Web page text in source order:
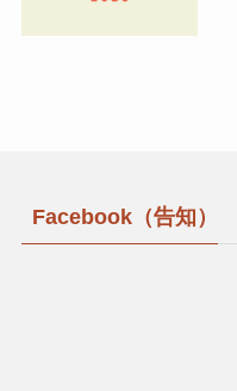
Facebook（告知）